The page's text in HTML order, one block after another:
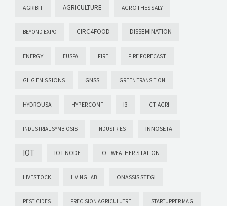
AGRIBIT AGRICULTURE AGROTHESSALY
BEYOND EXPO CIRC4FOOD DISSEMINATION
ENERGY EUSPA FIRE FIRE FORECAST
GHG EMISSIONS GNSS GREEN TRANSITION
HYDROUSA HYPERCOMF I3 ICT-AGRI
INDUSTRIAL SYMBIOSIS INDUSTRIES INNOSETA
IOT IOT NODE IOT WEATHER STATION
LIVESTOCK LIVING LAB ONASSIS STEGI
PESTICIDES PRECISION AGRICULUTRE STARTUPPER MAG